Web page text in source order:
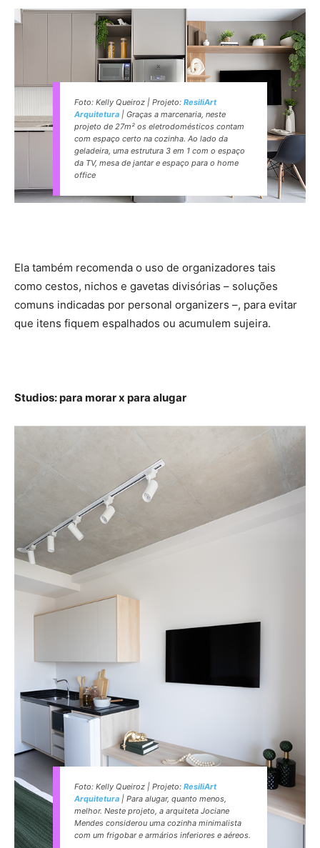
Foto: Kelly Queiroz | Projeto: ResiliArt
Arquitetura | Graças a marcenaria, neste
projeto de 27m² os eletrodomésticos contam
com espaço certo na cozinha. Ao lado da
geladeira, uma estrutura 3 em 1 com o espaço
da TV, mesa de jantar e espaço para o home
office
Ela também recomenda o uso de organizadores tais
como cestos, nichos e gavetas divisórias – soluções
comuns indicadas por personal organizers –, para evitar
que itens fiquem espalhados ou acumulem sujeira.
Studios: para morar x para alugar
Foto: Kelly Queiroz | Projeto: ResiliArt
Arquitetura | Para alugar, quanto menos,
melhor. Neste projeto, a arquiteta Jociane
Mendes considerou uma cozinha minimalista
com um frigobar e armários inferiores e aéreos.